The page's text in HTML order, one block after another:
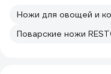
Ножи для овощей и
Поварские ножи